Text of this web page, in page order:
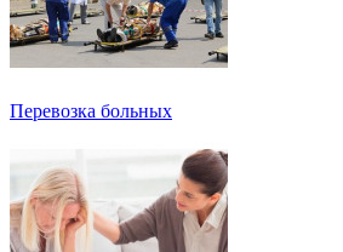
Перевозка больных